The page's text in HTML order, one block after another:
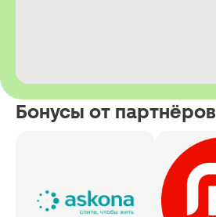
Бонусы от партнёров